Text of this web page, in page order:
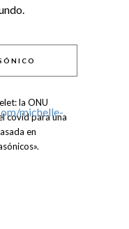
la ONU
covid para una
en